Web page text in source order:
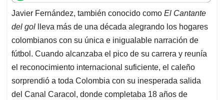
t
s
A
p
p
e
b
o
o
k
k
e
d
I
n
i
l
e
a
d
s
Javier Fernández, también conocido como El Cantante
del gol
lleva más de una década alegrando los hogares
colombianos con su única e inigualable narración de
fútbol. Cuando alcanzaba el pico de su carrera y reunía
el reconocimiento internacional suficiente, el caleño
sorprendió a toda Colombia con su inesperada salida
del Canal Caracol, donde completaba 18 años de